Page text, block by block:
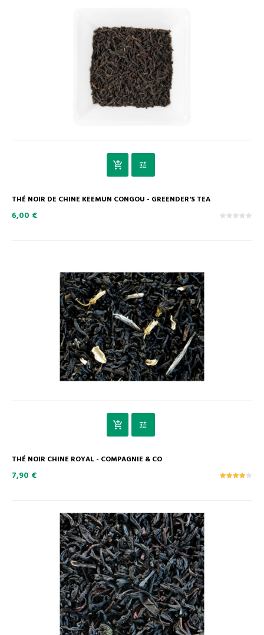
THÉ NOIR DE CHINE KEEMUN CONGOU - GREENDER'S TEA
6,00 €
THÉ NOIR CHINE ROYAL - COMPAGNIE & CO
7,90 €